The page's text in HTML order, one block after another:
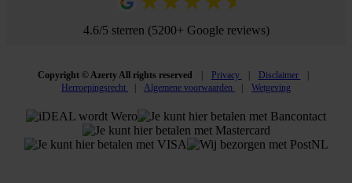
4.6/5 sterren (5200+ Google reviews)
Copyright © Azerty All rights reserved Privacy
Disclaimer
Herroepingsrecht
Algemene voorwaarden Wetgeving